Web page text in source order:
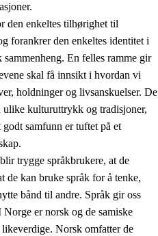
og utforskertrang
den enkeltes tilhørighet til
forankrer den enkeltes identitet i
En felles ramme gir
skal få innsikt i hvordan vi
holdninger og livsanskuelser. De
ulike kulturuttrykk og tradisjoner,
samfunn er tuftet på et
trygge språkbrukere, at de
de kan bruke språk for å tenke,
bånd til andre. Språk gir oss
er norsk og de samiske
Norsk omfatter de